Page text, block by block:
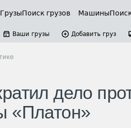
ГрузыПоиск грузов Машины
Ваши грузы Добавить груз
дело
«Платон»